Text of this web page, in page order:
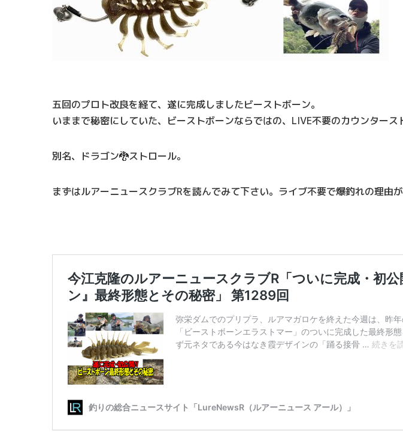
五回のプロト改良を経て、遂に完成しましたビーストボーン。
いままで秘密にしていた、ビーストボーンならではの、LIVE不要のカウンタース
別名、ドラゴン🐉ストロール。
まずはルアーニュースクラブRを読んでみて下さい。ライブ不要で爆釣れの理由が